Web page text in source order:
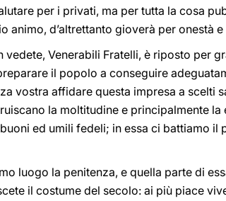
per i privati, ma per tutta la cosa
animo, d’altrettanto gioverà per onestà
vedete, Venerabili Fratelli, è riposto per
il popolo a conseguire
vostra affidare questa impresa a scelti
la moltitudine e principalmente
ed umili fedeli; in essa ci battiamo il
luogo la penitenza, e quella parte di
il costume del secolo: ai più piace